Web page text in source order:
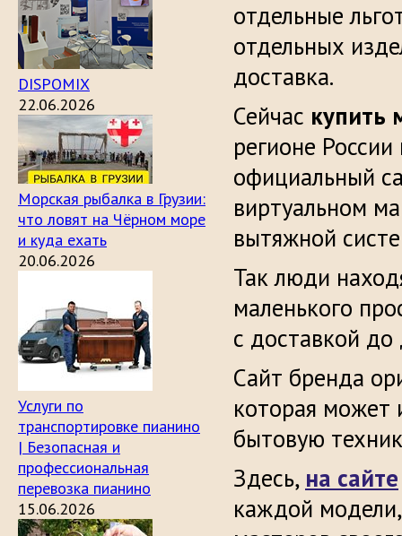
DISPOMIX
22.06.2026
Морская рыбалка в Грузии:
что ловят на Чёрном море
и куда ехать
20.06.2026
Услуги по
транспортировке пианино
| Безопасная и
профессиональная
перевозка пианино
15.06.2026
отдельные
отдельных
доставка.
Сейчас купить
регионе
официальный
виртуальном
вытяжной
Так люди
маленького
с доставкой до
Сайт бренда
которая может
бытовую
Здесь, на сайте
каждой